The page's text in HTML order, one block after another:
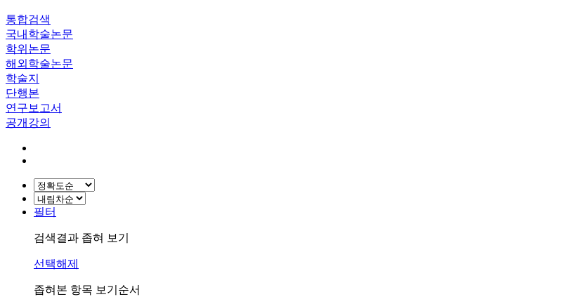
통합검색
국내학술논문
학위논문
해외학술논문
학술지
단행본
연구보고서
공개강의
필터
검색결과 좁혀 보기
선택해제
좁혀본 항목 보기순서